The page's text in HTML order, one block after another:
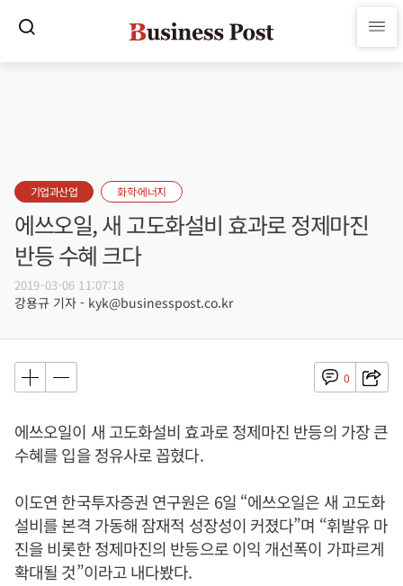
기업과산업 화학·에너지
에쓰오일, 새 고도화설비 효과로 정제마진
반등 수혜 크다
2019-03-06 11:07:18
강용규 기자 - kyk@businesspost.co.kr
0
에쓰오일이 새 고도화설비 효과로 정제마진 반등의 가장 큰
수혜를 입을 정유사로 꼽혔다.
이도연 한국투자증권 연구원은 6일 “에쓰오일은 새 고도화
설비를 본격 가동해 잠재적 성장성이 커졌다”며 “휘발유 마
진을 비롯한 정제마진의 반등으로 이익 개선폭이 가파르게
확대될 것”이라고 내다봤다.